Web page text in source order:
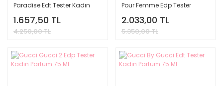
Paradise Edt Tester Kadın
Parfüm 100 Ml
1.657,50 TL
4.250,00 TL
Pour Femme Edp Tester
Kadın Parfüm 90 Ml
2.033,00 TL
5.350,00 TL